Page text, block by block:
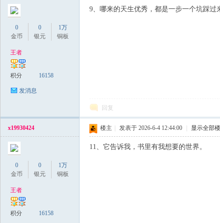
0
金币
0
银元
1万
铜板
王者
积分 16158
发消息
9、哪来的天生优秀，都是一步一个坑踩过
回复
x19930424
0
金币
0
银元
1万
铜板
王者
积分 16158
楼主 发表于 2026-6-4 12:44:00 显示全部
11、它告诉我，书里有我想要的世界。